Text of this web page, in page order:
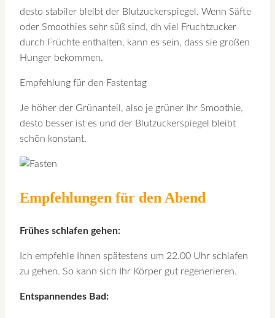
desto stabiler bleibt der Blutzuckerspiegel. Wenn Säfte
oder Smoothies sehr süß sind, dh viel Fruchtzucker
durch Früchte enthalten, kann es sein, dass sie großen
Hunger bekommen.
Empfehlung für den Fastentag
Je höher der Grünanteil, also je grüner Ihr Smoothie,
desto besser ist es und der Blutzuckerspiegel bleibt
schön konstant.
Empfehlungen für den Abend
Frühes schlafen gehen:
Ich empfehle Ihnen spätestens um 22.00 Uhr schlafen
zu gehen. So kann sich Ihr Körper gut regenerieren.
Entspannendes Bad: